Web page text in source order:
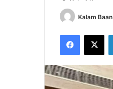
Kalam Baan
Facebook
X